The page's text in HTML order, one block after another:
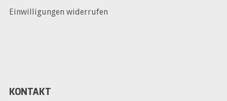
Einwilligungen widerrufen
KONTAKT